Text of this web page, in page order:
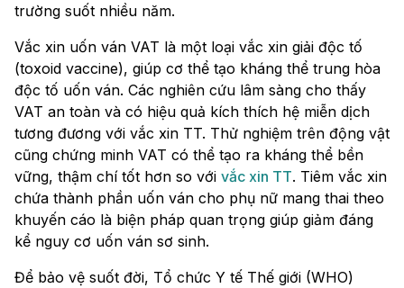
trường suốt nhiều năm.
Vắc xin uốn ván VAT là một loại vắc xin giải độc tố
(toxoid vaccine), giúp cơ thể tạo kháng thể trung hòa
độc tố uốn ván. Các nghiên cứu lâm sàng cho thấy
VAT an toàn và có hiệu quả kích thích hệ miễn dịch
tương đương với vắc xin TT. Thử nghiệm trên động vật
cũng chứng minh VAT có thể tạo ra kháng thể bền
vững, thậm chí tốt hơn so với vắc xin TT. Tiêm vắc xin
chứa thành phần uốn ván cho phụ nữ mang thai theo
khuyến cáo là biện pháp quan trọng giúp giảm đáng
kể nguy cơ uốn ván sơ sinh.
Để bảo vệ suốt đời, Tổ chức Y tế Thế giới (WHO)